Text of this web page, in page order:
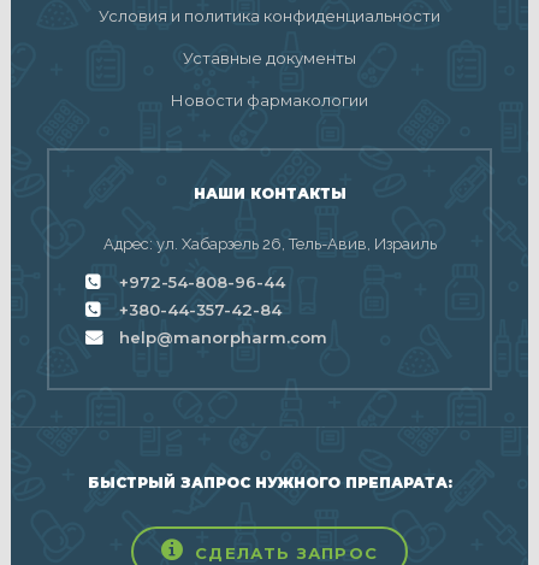
Условия и политика конфиденциальности
Уставные документы
Новости фармакологии
НАШИ КОНТАКТЫ
Адрес: ул. Хабарзель 26, Тель-Авив, Израиль
+972-54-808-96-44
+380-44-357-42-84
help@manorpharm.com
БЫСТРЫЙ ЗАПРОС НУЖНОГО ПРЕПАРАТА:
СДЕЛАТЬ ЗАПРОС